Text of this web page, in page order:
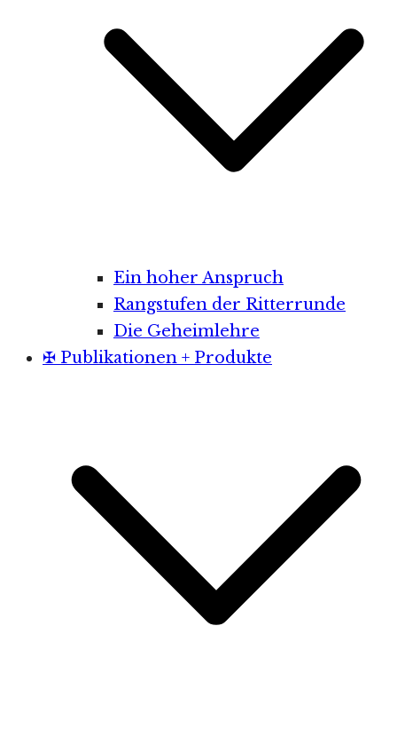
Ein hoher Anspruch
Rangstufen der Ritterrunde
Die Geheimlehre
✠ Publikationen + Produkte